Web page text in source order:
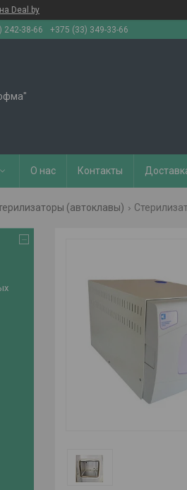
Deal.by
242-38-66 +375 (33) 349-33-66
О нас Контакты
(автоклавы)